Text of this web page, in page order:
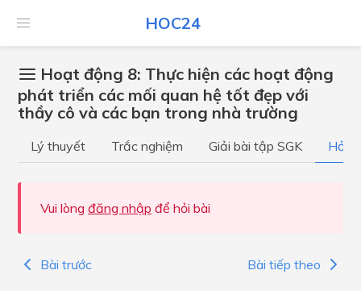
HOC24
Hoạt động 8: Thực hiện các hoạt động
phát triển các mối quan hệ tốt đẹp với
thầy cô và các bạn trong nhà trường
Lý thuyết Trắc nghiệm Giải bài tập SGK Hỏi
Vui lòng đăng nhập để hỏi bài
Bài trước Bài tiếp theo